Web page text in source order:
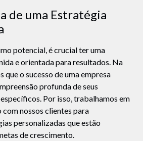
de uma Estratégia
potencial, é crucial ter uma
e orientada para resultados. Na
que o sucesso de uma empresa
profunda de seus
Por isso, trabalhamos em
nossos clientes para
personalizadas que estão
de crescimento.